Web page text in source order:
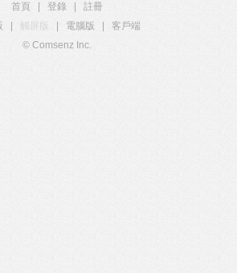
首頁 登錄
註冊
觸屏版 電腦版
客戶端
© Comsenz Inc.